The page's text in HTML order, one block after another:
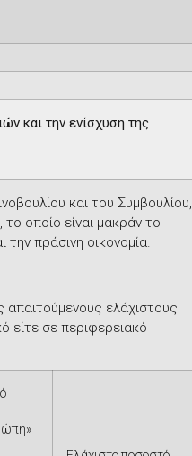
και την ενίσχυση της
και του Συμβουλίου,
οποίο είναι μακράν το
πράσινη οικονομία.
ελάχιστους
είτε σε περιφερειακό